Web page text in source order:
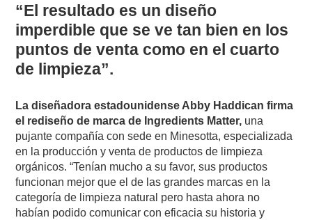
“El resultado es un diseño
imperdible que se ve tan bien en los
puntos de venta como en el cuarto
de limpieza”.
La diseñadora estadounidense Abby Haddican firma
el rediseño de marca de Ingredients Matter, una
pujante compañía con sede en Minesotta, especializada
en la producción y venta de productos de limpieza
orgánicos. “Tenían mucho a su favor, sus productos
funcionan mejor que el de las grandes marcas en la
categoría de limpieza natural pero hasta ahora no
habían podido comunicar con eficacia su historia y